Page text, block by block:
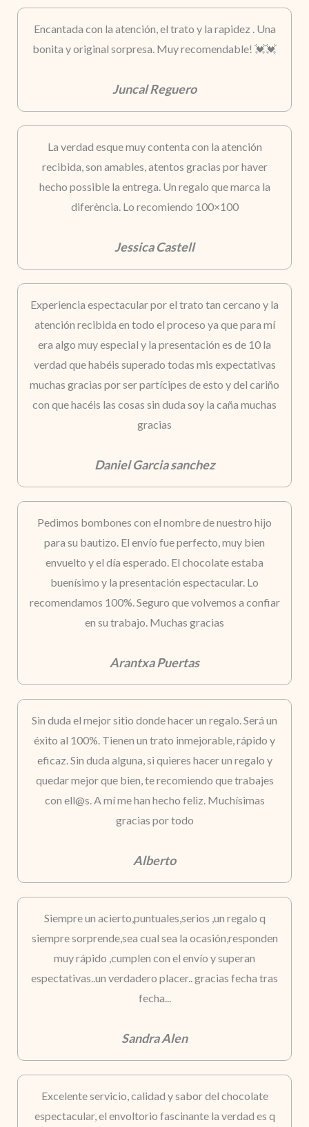
Encantada con la atención, el trato y la rapidez . Una
bonita y original sorpresa. Muy recomendable! 💓💓
Juncal Reguero
La verdad esque muy contenta con la atención
recibida, son amables, atentos gracias por haver
hecho possible la entrega. Un regalo que marca la
diferència. Lo recomiendo 100×100
Jessica Castell
Experiencia espectacular por el trato tan cercano y la
atención recibida en todo el proceso ya que para mí
era algo muy especial y la presentación es de 10 la
verdad que habéis superado todas mis expectativas
muchas gracias por ser partícipes de esto y del cariño
con que hacéis las cosas sin duda soy la caña muchas
gracias
Daniel Garcia sanchez
Pedimos bombones con el nombre de nuestro hijo
para su bautizo. El envío fue perfecto, muy bien
envuelto y el día esperado. El chocolate estaba
buenísimo y la presentación espectacular. Lo
recomendamos 100%. Seguro que volvemos a confiar
en su trabajo. Muchas gracias
Arantxa Puertas
Sin duda el mejor sitio donde hacer un regalo. Será un
éxito al 100%. Tienen un trato inmejorable, rápido y
eficaz. Sin duda alguna, si quieres hacer un regalo y
quedar mejor que bien, te recomiendo que trabajes
con ell@s. A mí me han hecho feliz. Muchísimas
gracias por todo
Alberto
Siempre un acierto,puntuales,serios ,un regalo q
siempre sorprende,sea cual sea la ocasión,responden
muy rápido ,cumplen con el envío y superan
espectativas..un verdadero placer.. gracias fecha tras
fecha...
Sandra Alen
Excelente servicio, calidad y sabor del chocolate
espectacular, el envoltorio fascinante la verdad es q